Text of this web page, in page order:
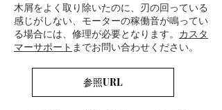
木屑をよく取り除いたのに、刃の回っている
感じがしない、モーターの稼働音が鳴ってい
る場合には、修理が必要となります。 カスタ
マーサポート までお問い合わせください。
参照URL